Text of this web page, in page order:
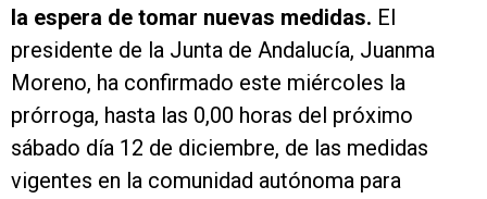
la espera de tomar nuevas medidas. El
presidente de la Junta de Andalucía, Juanma
Moreno, ha confirmado este miércoles la
prórroga, hasta las 0,00 horas del próximo
sábado día 12 de diciembre, de las medidas
vigentes en la comunidad autónoma para